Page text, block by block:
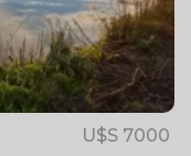
U$S 7000